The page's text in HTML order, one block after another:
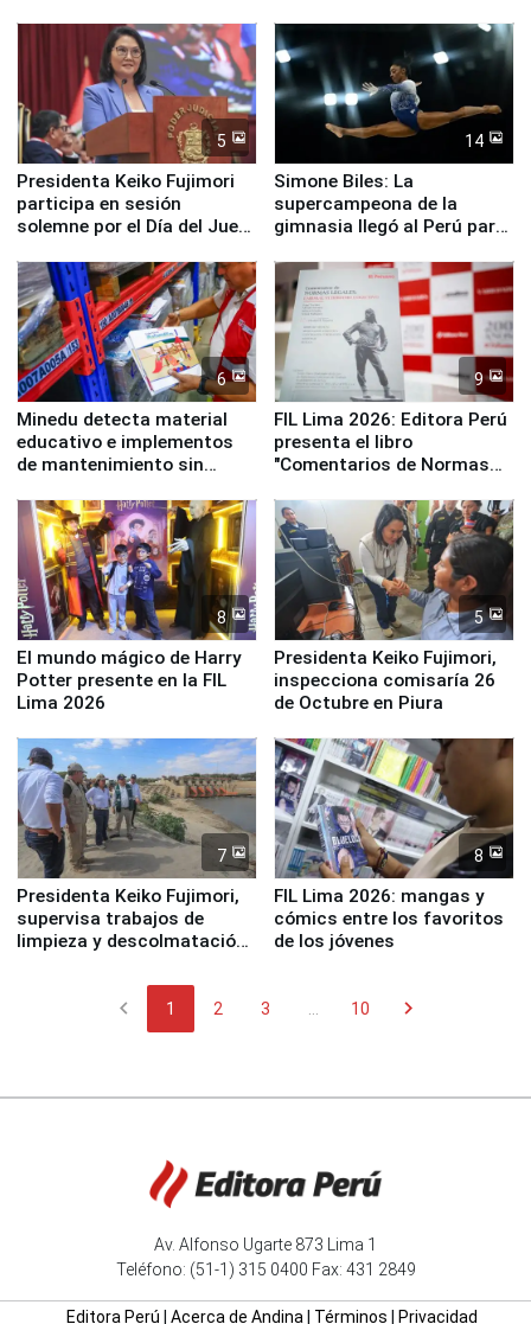
5
Presidenta Keiko Fujimori
participa en sesión
solemne por el Día del Juez
14
Simone Biles: La
supercampeona de la
gimnasia llegó al Perú para
Panamericanos Lima 2027
6
Minedu detecta material
educativo e implementos
de mantenimiento sin
la UGEL 2
9
FIL Lima 2026: Editora Perú
presenta el libro
"Comentarios de Normas
Derecho Colectivo"
8
El mundo mágico de Harry
Potter presente en la FIL
Lima 2026
5
Presidenta Keiko Fujimori,
inspecciona comisaría 26
de Octubre en Piura
7
Presidenta Keiko Fujimori,
supervisa trabajos de
limpieza y descolmatación
8
FIL Lima 2026: mangas y
cómics entre los favoritos
de los jóvenes
chevron_left 1 2 3 10 chevron_right
Av. Alfonso Ugarte 873 Lima 1
Teléfono: (51-1) 315 0400 Fax: 431 2849
Editora Perú Acerca de Andina| Términos Privacidad